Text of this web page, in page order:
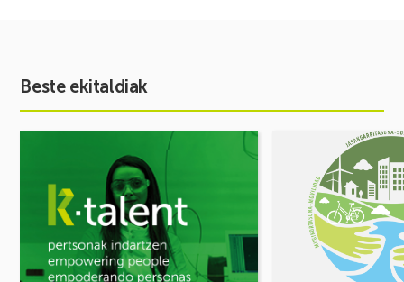
Beste ekitaldiak
STEAM
Zientzia
eta
MUGIKORTASUN
FOROA
Partekatu
erronkak,